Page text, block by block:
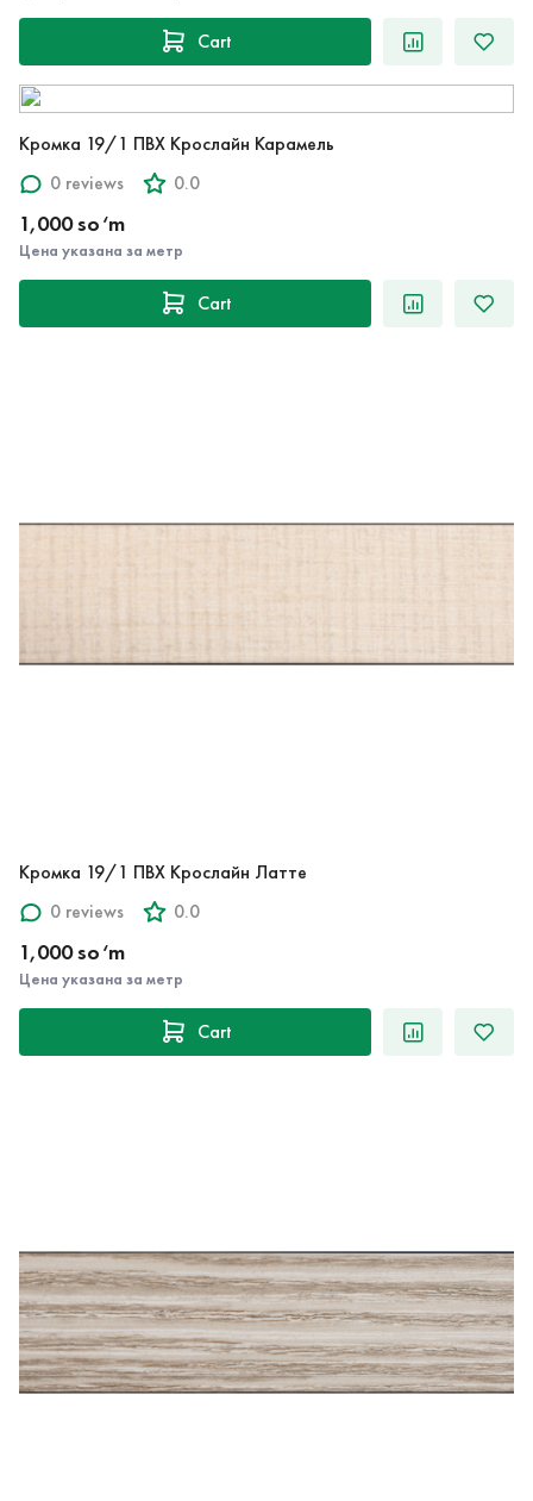
Cart
Кромка 19/1 ПВХ Крослайн Карамель
0 reviews
0.0
1,000 so‘m
Цена указана за метр
Cart
Кромка 19/1 ПВХ Крослайн Латте
0 reviews
0.0
1,000 so‘m
Цена указана за метр
Cart